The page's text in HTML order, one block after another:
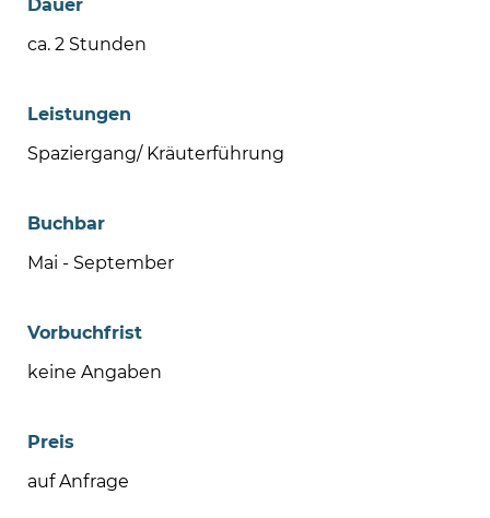
Dauer
ca. 2 Stunden
Leistungen
Spaziergang/ Kräuterführung
Buchbar
Mai - September
Vorbuchfrist
keine Angaben
Preis
auf Anfrage